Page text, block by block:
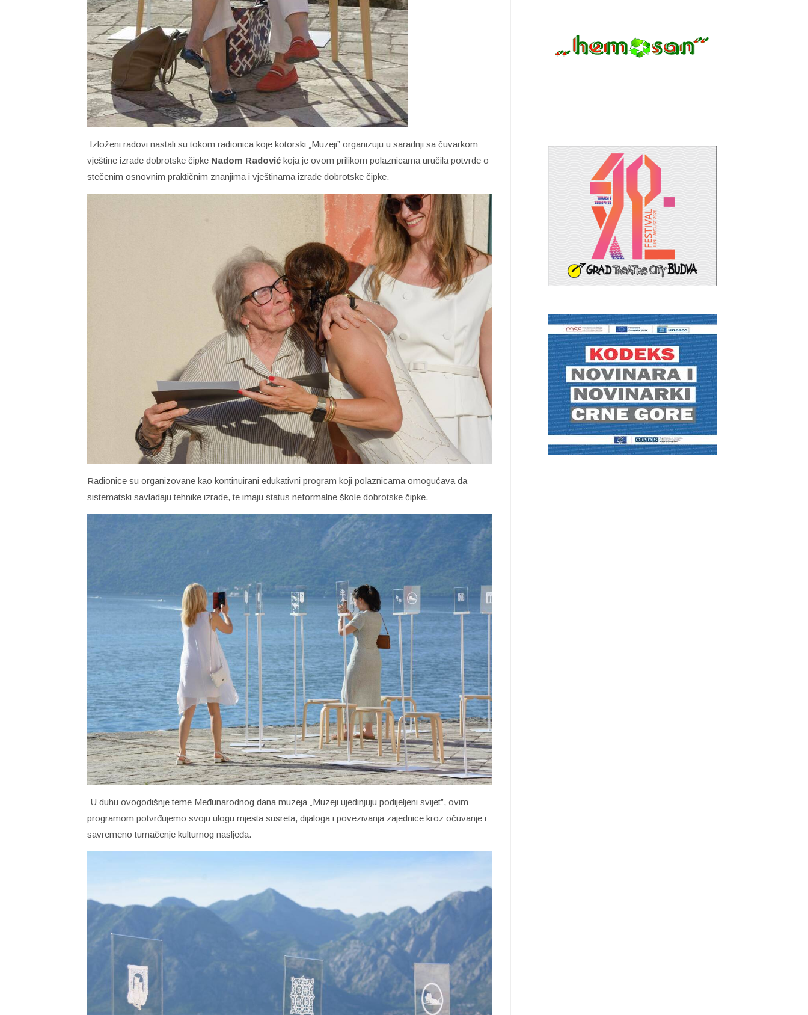
Izloženi radovi nastali su tokom radionica koje kotorski „Muzeji” organizuju u saradnji sa čuvarkom
vještine izrade dobrotske čipke Nadom Radović koja je ovom prilikom polaznicama uručila potvrde o
stečenim osnovnim praktičnim znanjima i vještinama izrade dobrotske čipke.
Radionice su organizovane kao kontinuirani edukativni program koji polaznicama omogućava da
sistematski savladaju tehnike izrade, te imaju status neformalne škole dobrotske čipke.
-U duhu ovogodišnje teme Međunarodnog dana muzeja „Muzeji ujedinjuju podijeljeni svijet”, ovim
programom potvrđujemo svoju ulogu mjesta susreta, dijaloga i povezivanja zajednice kroz očuvanje i
savremeno tumačenje kulturnog nasljeđa.